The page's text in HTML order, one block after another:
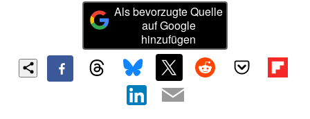
Als bevorzugte Quelle
auf Google
hinzufügen